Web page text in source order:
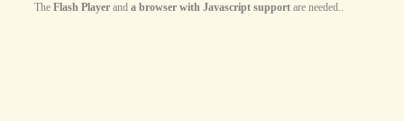
The Flash Playerand a browser with Javascript supportare needed..